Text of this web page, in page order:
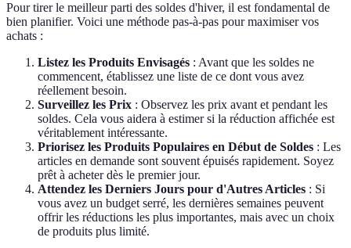
Pour tirer le meilleur parti des soldes d'hiver, il est fondamental de
bien planifier. Voici une méthode pas-à-pas pour maximiser vos
achats :
Listez les Produits Envisagés : Avant que les soldes ne
commencent, établissez une liste de ce dont vous avez
réellement besoin.
Surveillez les Prix : Observez les prix avant et pendant les
soldes. Cela vous aidera à estimer si la réduction affichée est
véritablement intéressante.
Priorisez les Produits Populaires en Début de Soldes : Les
articles en demande sont souvent épuisés rapidement. Soyez
prêt à acheter dès le premier jour.
Attendez les Derniers Jours pour d'Autres Articles : Si
vous avez un budget serré, les dernières semaines peuvent
offrir les réductions les plus importantes, mais avec un choix
de produits plus limité.